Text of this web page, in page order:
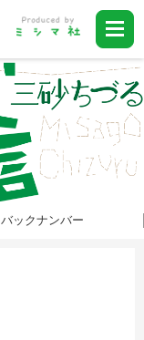
バックナンバー